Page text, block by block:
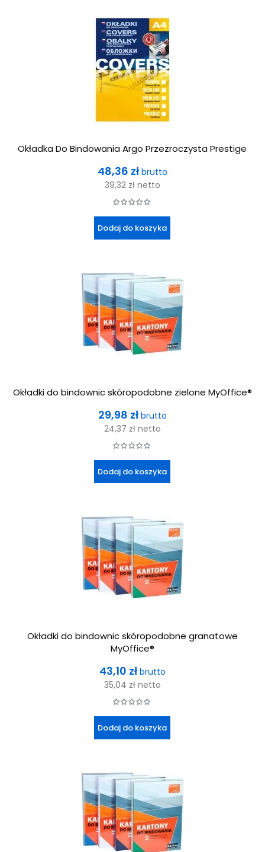
Okładka Do Bindowania Argo Przezroczysta Prestige
Cena
48,36 zł brutto
39,32 zł netto
Dodaj do koszyka
Okładki do bindownic skóropodobne zielone MyOffice®
Cena
29,98 zł brutto
24,37 zł netto
Dodaj do koszyka
Okładki do bindownic skóropodobne granatowe
MyOffice®
Cena
43,10 zł brutto
35,04 zł netto
Dodaj do koszyka